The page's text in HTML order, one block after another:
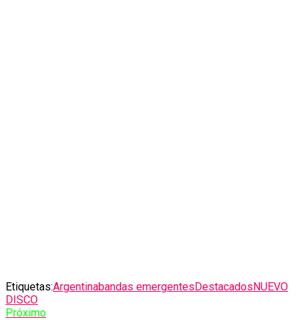
Etiquetas:Argentinabandas emergentesDestacadosNUEVO
DISCO
Próximo